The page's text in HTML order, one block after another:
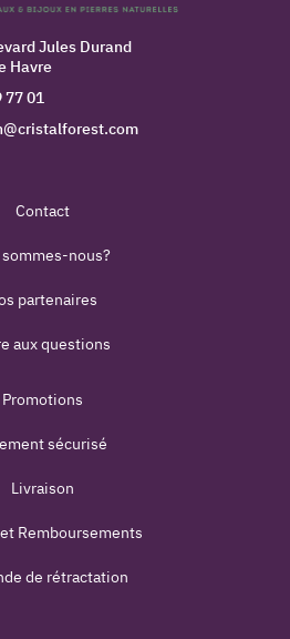
Jules Durand
Havre
77 01
Contact
nous?
partenaires
aux questions
Promotions
sécurisé
Livraison
Remboursements
de rétractation